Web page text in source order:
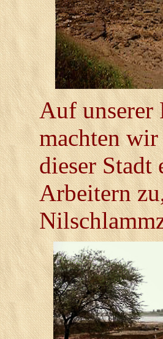
Auf unserer
machten
dieser Stadt
Arbeitern